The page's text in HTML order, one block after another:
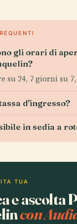
gli orari di
su 24, 7 giorni su
d'ingresso?
in sedia a
TUA
e ascolta
con